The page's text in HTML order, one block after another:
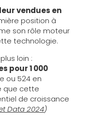
vendues en
position à
son rôle moteur
technologie.
loin :
pour 1 000
ou 524 en
que cette
de croissance
Data 2024)